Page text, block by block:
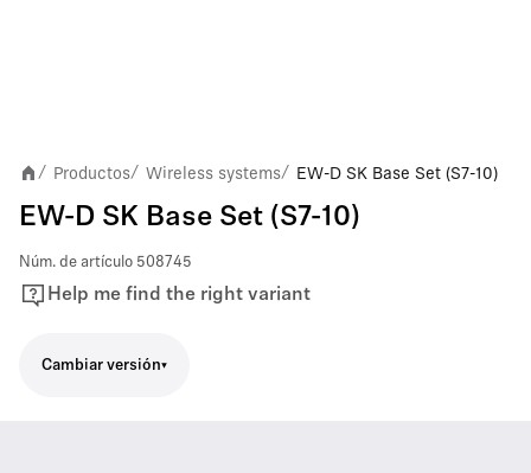
/ Productos/ Wireless systems/ EW-D SK Base Set (S7-10)
EW-D SK Base Set (S7-10)
Núm. de artículo 508745
Help me find the right variant
Cambiar versión